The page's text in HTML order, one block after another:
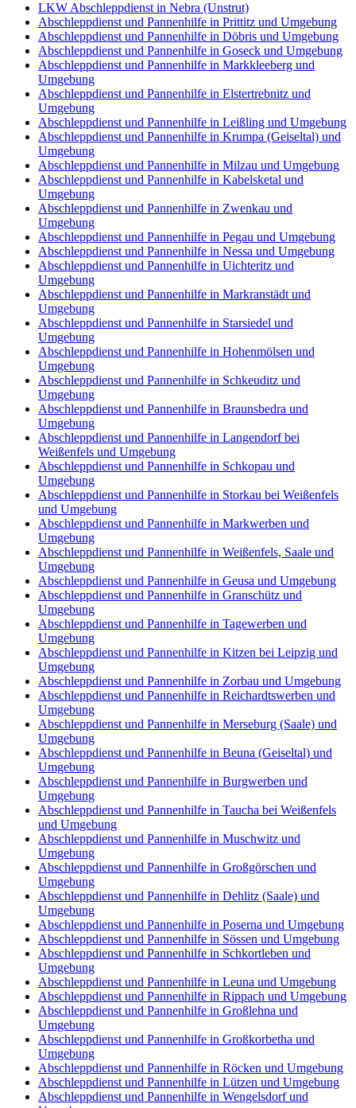
LKW Abschleppdienst in Nebra (Unstrut)
Abschleppdienst und Pannenhilfe in Prittitz und Umgebung
Abschleppdienst und Pannenhilfe in Döbris und Umgebung
Abschleppdienst und Pannenhilfe in Goseck und Umgebung
Abschleppdienst und Pannenhilfe in Markkleeberg und
Umgebung
Abschleppdienst und Pannenhilfe in Elstertrebnitz und
Umgebung
Abschleppdienst und Pannenhilfe in Leißling und Umgebung
Abschleppdienst und Pannenhilfe in Krumpa (Geiseltal) und
Umgebung
Abschleppdienst und Pannenhilfe in Milzau und Umgebung
Abschleppdienst und Pannenhilfe in Kabelsketal und
Umgebung
Abschleppdienst und Pannenhilfe in Zwenkau und
Umgebung
Abschleppdienst und Pannenhilfe in Pegau und Umgebung
Abschleppdienst und Pannenhilfe in Nessa und Umgebung
Abschleppdienst und Pannenhilfe in Uichteritz und
Umgebung
Abschleppdienst und Pannenhilfe in Markranstädt und
Umgebung
Abschleppdienst und Pannenhilfe in Starsiedel und
Umgebung
Abschleppdienst und Pannenhilfe in Hohenmölsen und
Umgebung
Abschleppdienst und Pannenhilfe in Schkeuditz und
Umgebung
Abschleppdienst und Pannenhilfe in Braunsbedra und
Umgebung
Abschleppdienst und Pannenhilfe in Langendorf bei
Weißenfels und Umgebung
Abschleppdienst und Pannenhilfe in Schkopau und
Umgebung
Abschleppdienst und Pannenhilfe in Storkau bei Weißenfels
und Umgebung
Abschleppdienst und Pannenhilfe in Markwerben und
Umgebung
Abschleppdienst und Pannenhilfe in Weißenfels, Saale und
Umgebung
Abschleppdienst und Pannenhilfe in Geusa und Umgebung
Abschleppdienst und Pannenhilfe in Granschütz und
Umgebung
Abschleppdienst und Pannenhilfe in Tagewerben und
Umgebung
Abschleppdienst und Pannenhilfe in Kitzen bei Leipzig und
Umgebung
Abschleppdienst und Pannenhilfe in Zorbau und Umgebung
Abschleppdienst und Pannenhilfe in Reichardtswerben und
Umgebung
Abschleppdienst und Pannenhilfe in Merseburg (Saale) und
Umgebung
Abschleppdienst und Pannenhilfe in Beuna (Geiseltal) und
Umgebung
Abschleppdienst und Pannenhilfe in Burgwerben und
Umgebung
Abschleppdienst und Pannenhilfe in Taucha bei Weißenfels
und Umgebung
Abschleppdienst und Pannenhilfe in Muschwitz und
Umgebung
Abschleppdienst und Pannenhilfe in Großgörschen und
Umgebung
Abschleppdienst und Pannenhilfe in Dehlitz (Saale) und
Umgebung
Abschleppdienst und Pannenhilfe in Poserna und Umgebung
Abschleppdienst und Pannenhilfe in Sössen und Umgebung
Abschleppdienst und Pannenhilfe in Schkortleben und
Umgebung
Abschleppdienst und Pannenhilfe in Leuna und Umgebung
Abschleppdienst und Pannenhilfe in Rippach und Umgebung
Abschleppdienst und Pannenhilfe in Großlehna und
Umgebung
Abschleppdienst und Pannenhilfe in Großkorbetha und
Umgebung
Abschleppdienst und Pannenhilfe in Röcken und Umgebung
Abschleppdienst und Pannenhilfe in Lützen und Umgebung
Abschleppdienst und Pannenhilfe in Wengelsdorf und